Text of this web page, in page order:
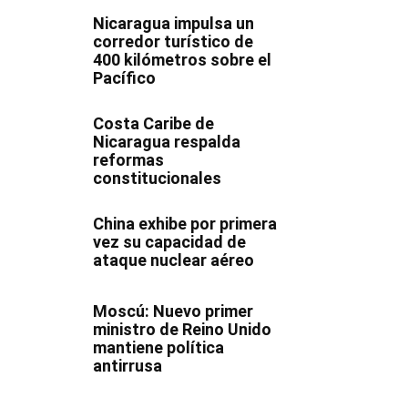
Nicaragua impulsa un
corredor turístico de
400 kilómetros sobre el
Pacífico
Costa Caribe de
Nicaragua respalda
reformas
constitucionales
China exhibe por primera
vez su capacidad de
ataque nuclear aéreo
Moscú: Nuevo primer
ministro de Reino Unido
mantiene política
antirrusa